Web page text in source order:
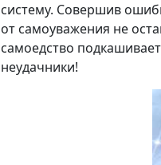
систему. Совершив
от самоуважения не
самоедство
неудачники!